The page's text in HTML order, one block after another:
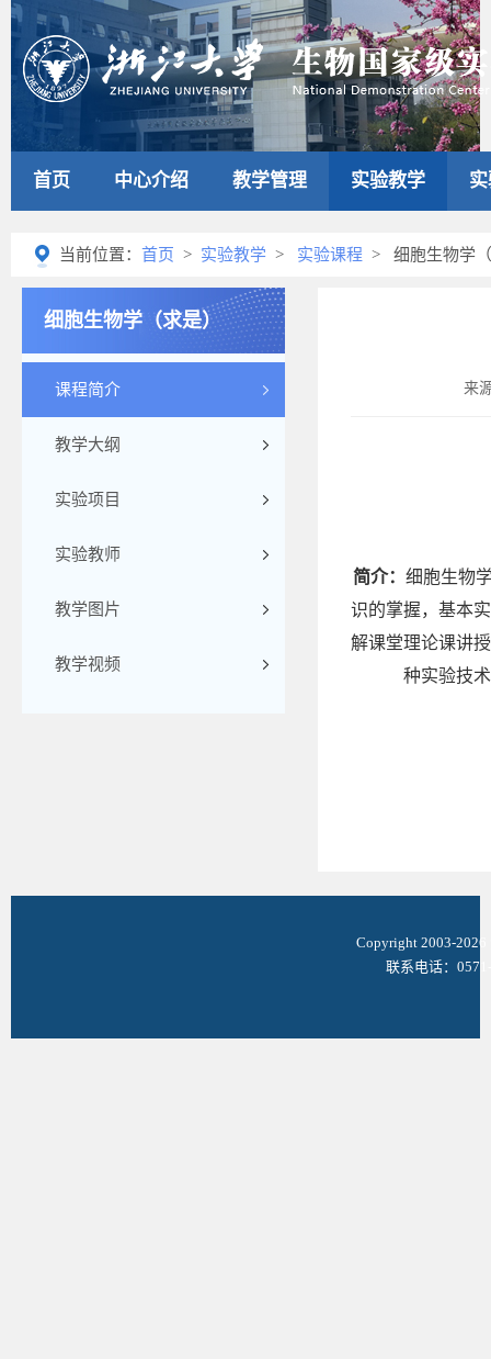
首页 中心介绍 教学管理 实验教学
当前位置： 首页 > 实验教学 > 实验课程 > 细胞生物学
细胞生物学（求是）
课程简介
教学大纲
实验项目
实验教师
教学图片
教学视频
来
简介： 细胞生物
识的掌握，基本
解课堂理论课讲
种实验技
Copyright 2003-
联系电话：